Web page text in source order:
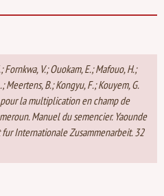
Fornkwa, V.; Ouokam, E.; Mafouo, H.;
Meertens, B.; Kongyu, F.; Kouyem, G.
la multiplication en champ de
Manuel du semencier. Yaounde
Internationale Zusammenarbeit. 32